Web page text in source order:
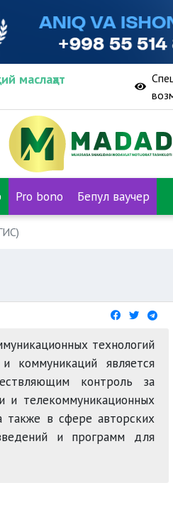
маслаҳат
Pro bono Бепул ваучер
технологий
коммуникаций является
контроль за
и телекоммуникационных
также в сфере авторских
и программ для